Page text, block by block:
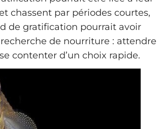
chassent par périodes courtes,
de gratification pourrait avoir
de nourriture : attendre
contenter d’un choix rapide.